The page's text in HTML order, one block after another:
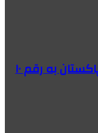
افزایش حجم تجارت بین ایران و پاکستان به رقم ۱۰